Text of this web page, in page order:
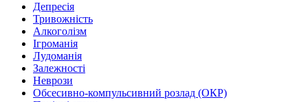
Депресія
Тривожність
Алкоголізм
Ігроманія
Лудоманія
Залежності
Неврози
Обсесивно-компульсивний розлад (ОКР)